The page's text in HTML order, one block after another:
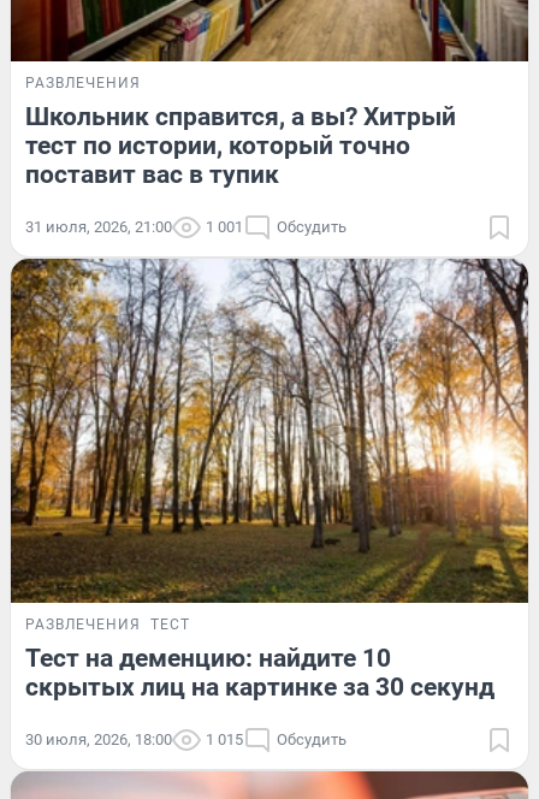
РАЗВЛЕЧЕНИЯ
Школьник справится, а вы? Хитрый
тест по истории, который точно
поставит вас в тупик
31 июля, 2026, 21:00 1 001 Обсудить
РАЗВЛЕЧЕНИЯ ТЕСТ
Тест на деменцию: найдите 10
скрытых лиц на картинке за 30 секунд
30 июля, 2026, 18:00 1 015 Обсудить